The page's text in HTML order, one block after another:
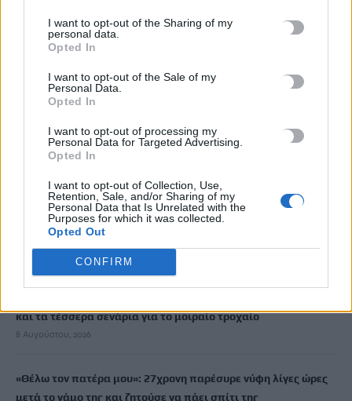
I want to opt-out of the Sharing of my
personal data.
Opted In
I want to opt-out of the Sale of my
Personal Data.
Opted In
I want to opt-out of processing my
Personal Data for Targeted Advertising.
Opted In
I want to opt-out of Collection, Use,
Retention, Sale, and/or Sharing of my
Personal Data that Is Unrelated with the
Purposes for which it was collected.
Opted Out
CONFIRM
ΚΡΗΤΗ
Τα μεγάλα έργα ύψους 5 δισ. ευρώ της
Στο επίκεντρο των μεγάλων έργων έχει τοποθετηθεί μετά από
δεκαετίες αναμονής η Κρήτη. Οι μεγάλες υποδομές που
υλοποιούνται…
Newsroom 25 Ιουλίου, 2025
ΡΟΗ ΕΙΔΗΣΕΩΝ
Συνελήφθη ένα ακόμη μέλος της συμμορίας του «Έντικ»
8 Αυγούστου, 2026
και τα τέσσερα σενάρια για το μοιραίο τροχαίο
8 Αυγούστου, 2026
«Θέλω τον πατέρα μου»: 27χρονη παρέσυρε νύφη λίγες ώρες
μετά το γάμο της και ζητούσε να πάει σπίτι της